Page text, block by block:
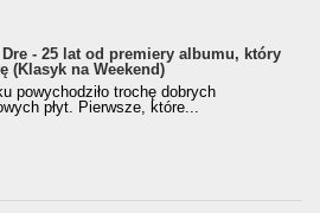
Dre - 25 lat od premiery albumu, który
(Klasyk na Weekend)
powychodziło trochę dobrych
płyt. Pierwsze, które...